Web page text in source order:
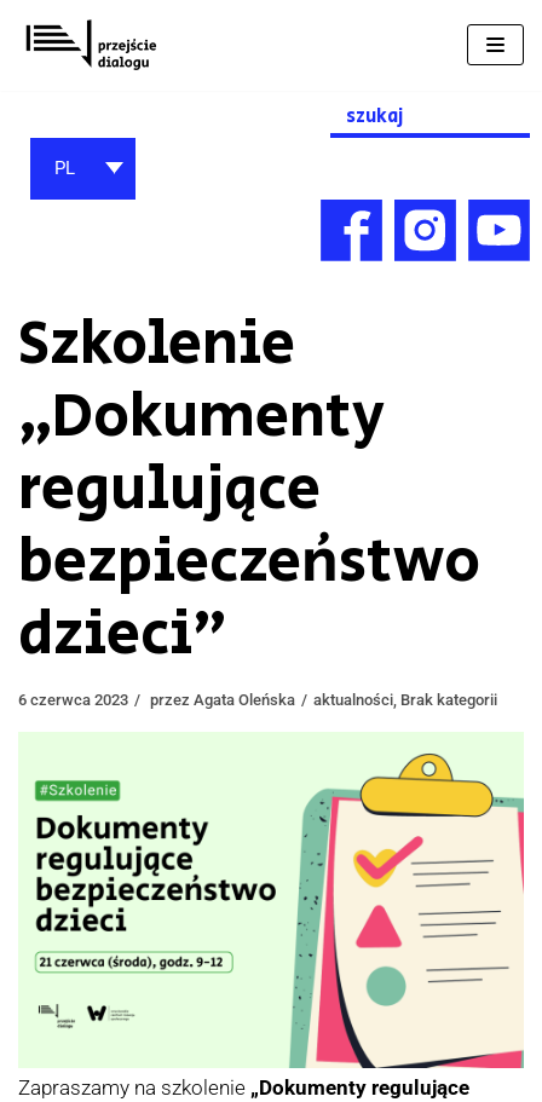
Przejdź
do
Search
for:
PL
Szkolenie
„Dokumenty
regulujące
bezpieczeństwo
dzieci”
6 czerwca 2023 przez Agata Oleńska aktualności Brak kategorii
Zapraszamy na szkolenie „Dokumenty regulujące